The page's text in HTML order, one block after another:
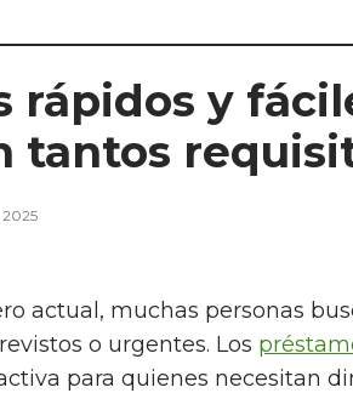
rápidos y
tantos
2025
actual, muchas personas
o urgentes. Los
para quienes necesitan